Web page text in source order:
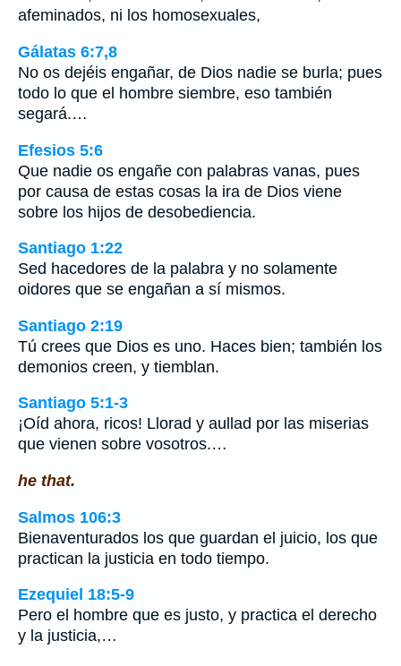
afeminados, ni los homosexuales,
Gálatas 6:7,8
No os dejéis engañar, de Dios nadie se burla; pues
todo lo que el hombre siembre, eso también
segará.…
Efesios 5:6
Que nadie os engañe con palabras vanas, pues
por causa de estas cosas la ira de Dios viene
sobre los hijos de desobediencia.
Santiago 1:22
Sed hacedores de la palabra y no solamente
oidores que se engañan a sí mismos.
Santiago 2:19
Tú crees que Dios es uno. Haces bien; también los
demonios creen, y tiemblan.
Santiago 5:1-3
¡Oíd ahora, ricos! Llorad y aullad por las miserias
que vienen sobre vosotros.…
he that.
Salmos 106:3
Bienaventurados los que guardan el juicio, los que
practican la justicia en todo tiempo.
Ezequiel 18:5-9
Pero el hombre que es justo, y practica el derecho
y la justicia,…